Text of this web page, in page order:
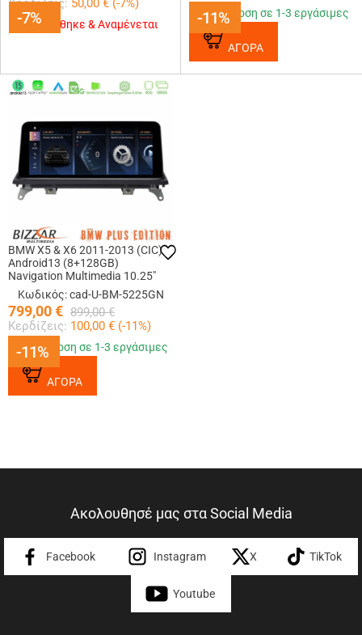
-7%
Κερδίζεις: 50,00 € (-7%)
-7%
Εξαντλήθηκε & Αναμένεται -11%
-11%
Παράδοση σε 1-3 εργάσιμες
ΑΓΟΡΑ
-11%
BMW X5 & X6 2011-2013 (CIC)
Android13 (8+128GB)
Navigation Multimedia 10.25″
HD Anti-reflection
Κωδικός: cad-U-BM-5225GN
799,00€ 899,00 €
Κερδίζεις: 100,00 € (-11%)
-11%
Παράδοση σε 1-3 εργάσιμες
ΑΓΟΡΑ
Ακολουθησέ μας στα Social Media
Facebook Instagram X TikTok
Youtube